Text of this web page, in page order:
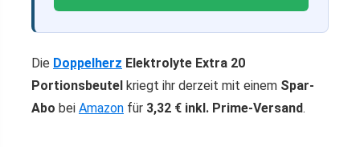
Die Doppelherz Elektrolyte Extra 20
Portionsbeutel kriegt ihr derzeit mit einem Spar-
Abo bei Amazon für 3,32 € inkl. Prime-Versand.